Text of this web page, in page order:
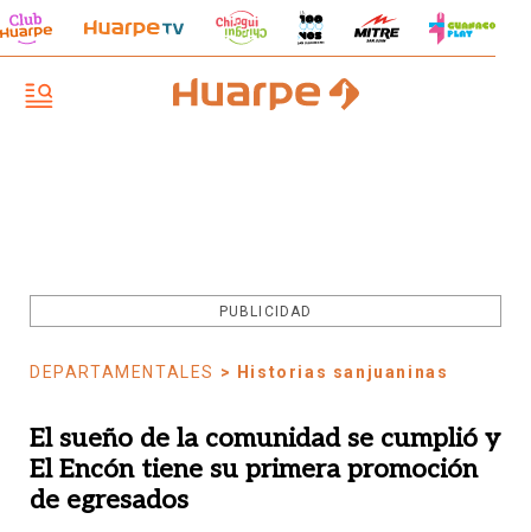
PUBLICIDAD
DEPARTAMENTALES > Historias sanjuaninas
El sueño de la comunidad se cumplió y
El Encón tiene su primera promoción
de egresados